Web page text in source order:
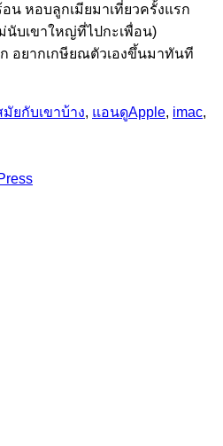
น หอบลูกเมียมาเที่ยวครั้งแรก
นับเขาใหญ่ที่ไปกะเพื่อน)
อยากเกษียณตัวเองขึ้นมาทันที
ยกับเขาบ้าง, แอนดูTags
Apple, imac,